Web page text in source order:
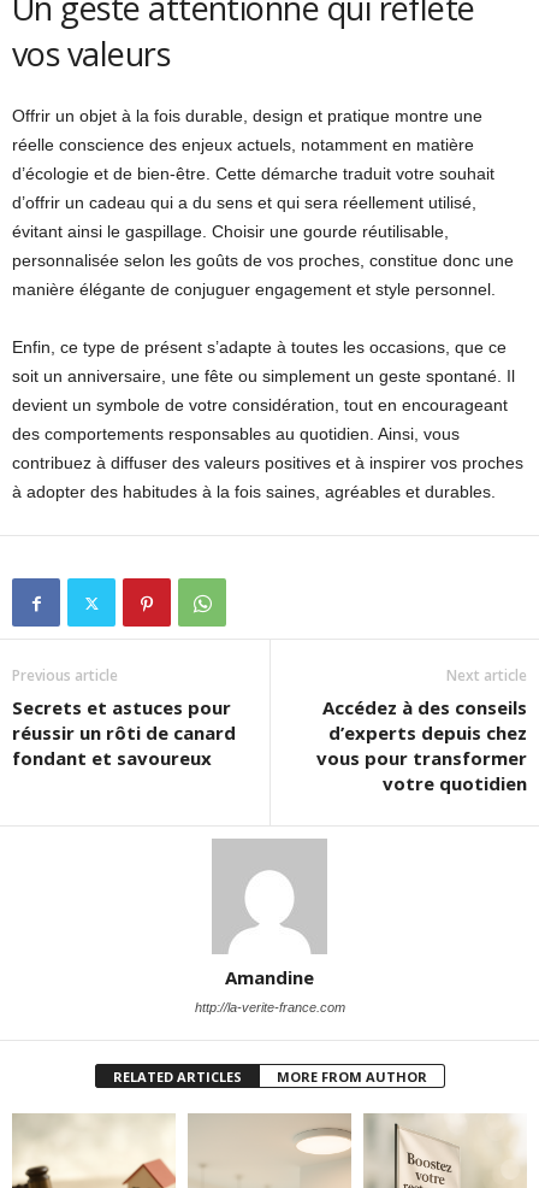
vos valeurs
Offrir un objet à la fois durable, design et pratique montre une
réelle conscience des enjeux actuels, notamment en matière
d’écologie et de bien-être. Cette démarche traduit votre souhait
d’offrir un cadeau qui a du sens et qui sera réellement utilisé,
évitant ainsi le gaspillage. Choisir une gourde réutilisable,
personnalisée selon les goûts de vos proches, constitue donc une
manière élégante de conjuguer engagement et style personnel.
Enfin, ce type de présent s’adapte à toutes les occasions, que ce
soit un anniversaire, une fête ou simplement un geste spontané. Il
devient un symbole de votre considération, tout en encourageant
des comportements responsables au quotidien. Ainsi, vous
contribuez à diffuser des valeurs positives et à inspirer vos proches
à adopter des habitudes à la fois saines, agréables et durables.
Previous article
Secrets et astuces pour
réussir un rôti de canard
fondant et savoureux
Next article
Accédez à des conseils
d’experts depuis chez
vous pour transformer
votre quotidien
Amandine
http://la-verite-france.com
RELATED ARTICLES MORE FROM AUTHOR